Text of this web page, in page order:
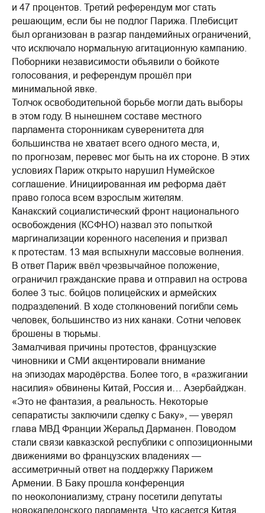
и 47 процентов. Третий референдум мог стать
решающим, если бы не подлог Парижа. Плебисцит
был организован в разгар пандемийных ограничений,
что исключало нормальную агитационную кампанию.
Поборники независимости объявили о бойкоте
голосования, и референдум прошёл при
минимальной явке.
Толчок освободительной борьбе могли дать выборы
в этом году. В нынешнем составе местного
парламента сторонникам суверенитета для
большинства не хватает всего одного места, и,
по прогнозам, перевес мог быть на их стороне. В этих
условиях Париж открыто нарушил Нумейское
соглашение. Инициированная им реформа даёт
право голоса всем взрослым жителям.
Канакский социалистический фронт национального
освобождения (КСФНО) назвал это попыткой
маргинализации коренного населения и призвал
к протестам. 13 мая вспыхнули массовые волнения.
В ответ Париж ввёл чрезвычайное положение,
ограничил гражданские права и отправил на острова
более 3 тыс. бойцов полицейских и армейских
подразделений. В ходе столкновений погибли семь
человек, большинство из них канаки. Сотни человек
брошены в тюрьмы.
Замалчивая причины протестов, французские
чиновники и СМИ акцентировали внимание
на эпизодах мародёрства. Более того, в «разжигании
насилия» обвинены Китай, Россия и… Азербайджан.
«Это не фантазия, а реальность. Некоторые
сепаратисты заключили сделку с Баку», — уверял
глава МВД Франции Жеральд Дарманен. Поводом
стали связи кавказской республики с оппозиционными
движениями во французских владениях —
ассиметричный ответ на поддержку Парижем
Армении. В Баку прошла конференция
по неоколониализму, страну посетили депутаты
новокаледонского парламента. Что касается Китая,